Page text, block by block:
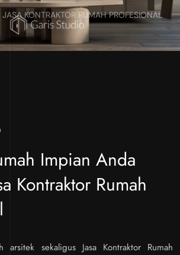
JASA KONTRAKTOR RUMAH PROFESIONAL
Impian Anda
Kontraktor Rumah
arsitek sekaligus Jasa Kontraktor Rumah